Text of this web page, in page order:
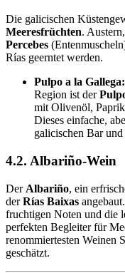
Die galicischen
Meeresfrüchten.
Percebes
Rías geerntet werden.
Pulpo a la Gallega:
Region ist der
mit Olivenöl,
Dieses einfache,
galicischen Bar
4.2. Albariño-Wein
Der Albariño, ein
derRías Baixas
fruchtigen Noten und die
perfekten Begleiter für
renommiertesten Weinen
geschätzt.